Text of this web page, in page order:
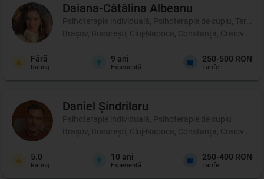
Daiana-Cătălina Albeanu
Psihoterapie individuală, Psihoterapie de cuplu, Terapie
Brașov, București, Cluj-Napoca, Constanța, Craiova,
Fără
Rating
9 ani
Experienţă
250-500 RON
Tarife
Daniel Șindrilaru
Psihoterapie individuală, Psihoterapie de cuplu
Brașov, București, Cluj-Napoca, Constanța, Craiova,
5.0
Rating
10 ani
Experienţă
250-400 RON
Tarife